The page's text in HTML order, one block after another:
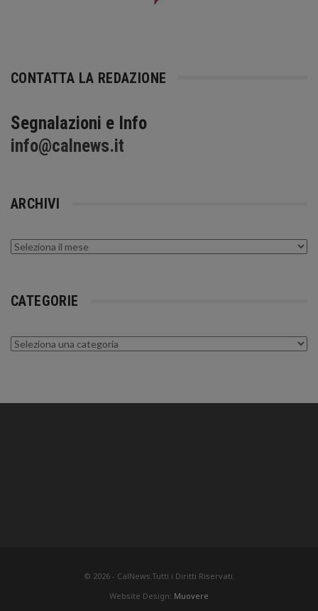
CONTATTA LA REDAZIONE
Segnalazioni e Info
info@calnews.it
ARCHIVI
Archivi
CATEGORIE
Categorie
© 2026 - CalNews.Tutti i Diritti Riservati.
Website Design: Muovere